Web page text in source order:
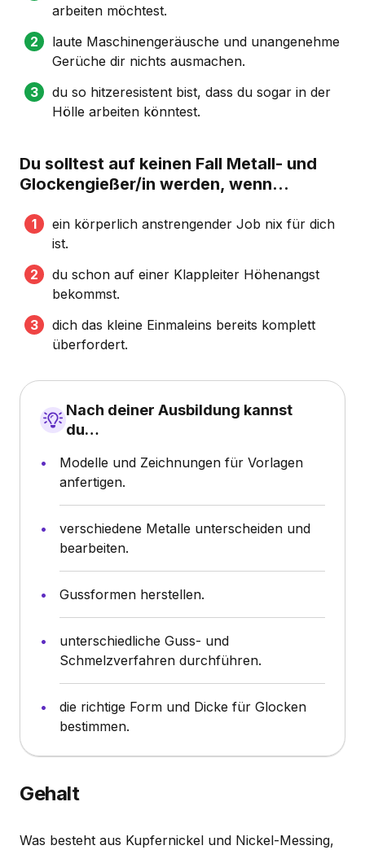
arbeiten möchtest.
laute Maschinengeräusche und unangenehme
Gerüche dir nichts ausmachen.
du so hitzeresistent bist, dass du sogar in der
Hölle arbeiten könntest.
Du solltest auf keinen Fall Metall- und
Glockengießer/in werden, wenn...
ein körperlich anstrengender Job nix für dich
ist.
du schon auf einer Klappleiter Höhenangst
bekommst.
dich das kleine Einmaleins bereits komplett
überfordert.
Nach deiner Ausbildung kannst
du…
Modelle und Zeichnungen für Vorlagen
anfertigen.
verschiedene Metalle unterscheiden und
bearbeiten.
Gussformen herstellen.
unterschiedliche Guss- und
Schmelzverfahren durchführen.
die richtige Form und Dicke für Glocken
bestimmen.
Gehalt
Was besteht aus Kupfernickel und Nickel-Messing,